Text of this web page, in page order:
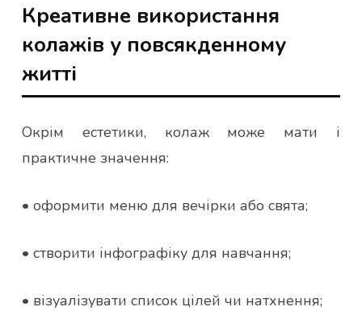
Креативне використання
колажів у повсякденному
житті
Окрім естетики, колаж може мати і
практичне значення:
• оформити меню для вечірки або свята;
• створити інфографіку для навчання;
• візуалізувати список цілей чи натхнення;